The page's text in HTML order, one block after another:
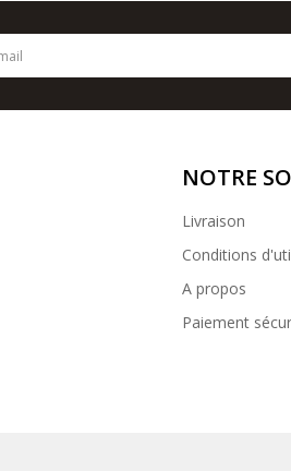
NOTRE
Livraison
Conditions
A propos
Paiement